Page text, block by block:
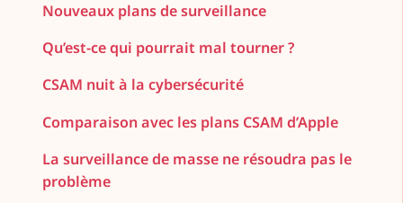
Nouveaux plans de surveillance
Qu’est-ce qui pourrait mal tourner ?
CSAM nuit à la cybersécurité
Comparaison avec les plans CSAM d’Apple
La surveillance de masse ne résoudra pas le
problème